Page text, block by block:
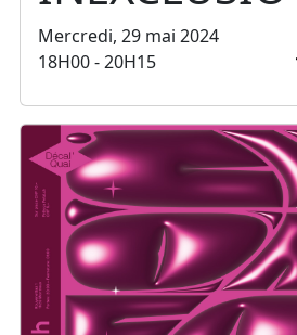
Mercredi, 29 mai 2024
18H00 - 20H15